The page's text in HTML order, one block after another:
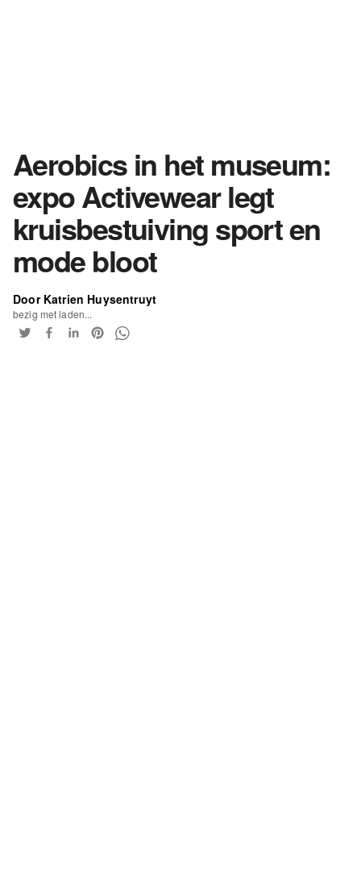
Aerobics in het museum:
expo Activewear legt
kruisbestuiving sport en
mode bloot
Door Katrien Huysentruyt
bezig met laden...